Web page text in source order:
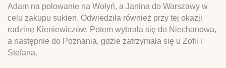
Adam na polowanie na Wołyń, a Janina do Warszawy w
celu zakupu sukien. Odwiedziła również przy tej okazji
rodzinę Kieniewiczów. Potem wybrała się do Niechanowa,
a następnie do Poznania, gdzie zatrzymała się u Zofii i
Stefana.